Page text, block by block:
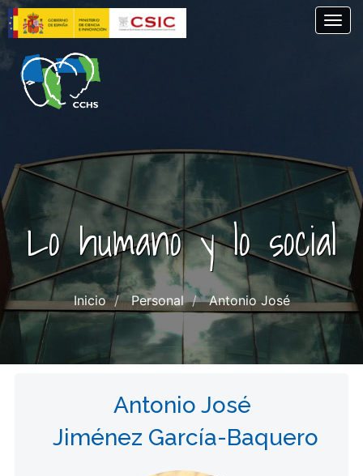
Pasar
al
contenido
principal
Lo humano y lo social
Inicio Personal Antonio José
Antonio José
Jiménez García-Baquero